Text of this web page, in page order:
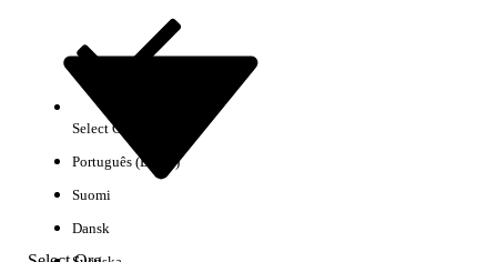
Результаты отсутствуют
Проверьте орфографию ключевых слов.
Select Org
Português (Brasil)
Suomi
Dansk